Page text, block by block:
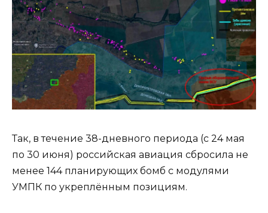
Так, в течение 38-дневного периода (с 24 мая
по 30 июня) российская авиация сбросила не
менее 144 планирующих бомб с модулями
УМПК по укреплённым позициям.